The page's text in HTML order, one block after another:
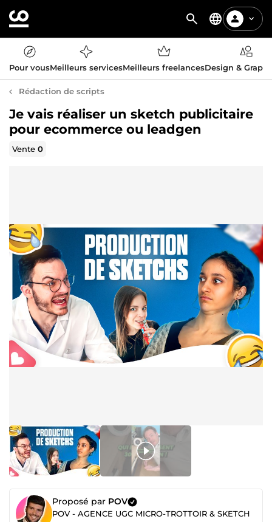
Pour vousMeilleurs servicesMeilleurs freelancesDesign &
Rédaction de scripts
Je vais réaliser un sketch publicitaire
pour ecommerce ou leadgen
Vente0
Proposé par POV
POV - AGENCE UGC MICRO-TROTTOIR & SKETCH